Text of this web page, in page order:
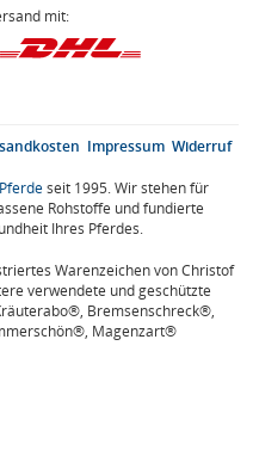
mit:
Impressum Widerruf
seit 1995. Wir stehen für
Rohstoffe und fundierte
Ihres Pferdes.
Warenzeichen von Christof
verwendete und geschützte
Bremsenschreck®,
Magenzart®